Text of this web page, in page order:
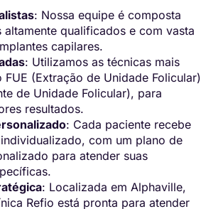
: Nossa equipe é composta
qualificados e com vasta
capilares.
: Utilizamos as técnicas mais
FUE (Extração de Unidade Folicular)
de Unidade Folicular), para
resultados.
: Cada paciente recebe
com um plano de
para atender suas
: Localizada em Alphaville,
Refio está pronta para atender